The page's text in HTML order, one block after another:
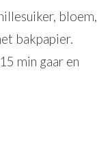
bloem,
bakpapier.
min gaar en